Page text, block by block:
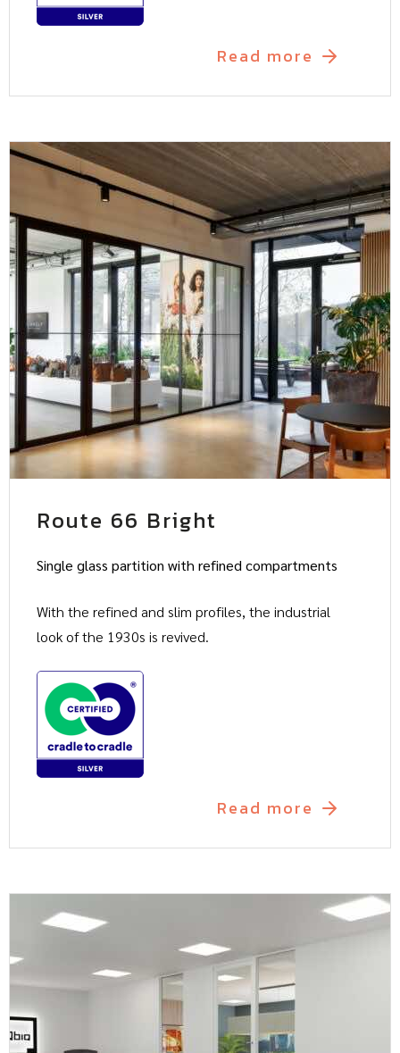
Read more
Route 66 Bright
Single glass partition with refined compartments
With the refined and slim profiles, the industrial
look of the 1930s is revived.
Read more